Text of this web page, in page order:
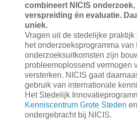
combineert NICIS
verspreiding én evaluatie.
uniek.
Vragen uit de stedelijke praktijk
het onderzoeksprogramma van
onderzoeksuitkomsten zijn
probleemoplossend vermogen
versterken. NICIS gaat
gebruik van internationale
Het Stedelijk
Kenniscentrum Grote Steden en
ondergebracht bij NICIS.